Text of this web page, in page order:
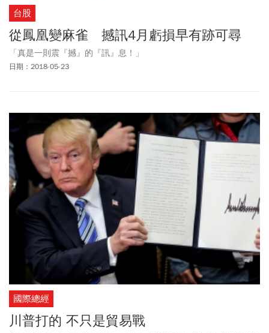
台股
從鳳凰變麻雀 撼訊4月虧損早有跡可尋
「真是一則震『撼』的『訊』息！」
日期：2018-05-23
國際總經
川普打的 不只是貿易戰